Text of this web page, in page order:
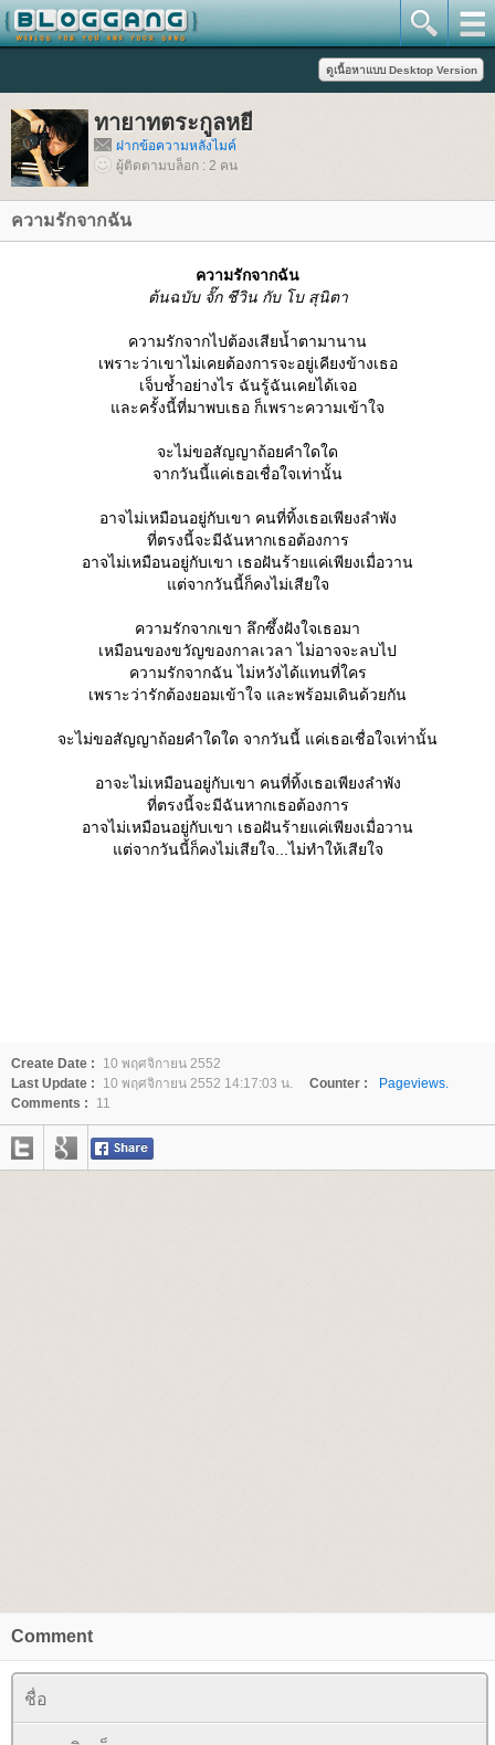
ทายาทตระกูลหยี
ฝากข้อความหลังไมค์
ผู้ติดตามบล็อก : 2 คน
ความรักจากฉัน
ความรักจากฉัน
ต้นฉบับ จั๊ก ชีวิน กับ โบ สุนิตา
ความรักจากไปต้องเสียน้ำตามานาน
เพราะว่าเขาไม่เคยต้องการจะอยู่เคียงข้างเธอ
เจ็บช้ำอย่างไร ฉันรู้ฉันเคยได้เจอ
ละครั้งนี้ที่มาพบเธอ ก็เพราะความเข้าใจ
จะไม่ขอสัญญาถ้อยคำใดใด
จากวันนี้แค่เธอเชื่อใจเท่านั้น
อาจไม่เหมือนอยู่กับเขา คนที่ทิ้งเธอเพียงลำพัง
ที่ตรงนี้จะมีฉันหากเธอต้องการ
อาจไม่เหมือนอยู่กับเขา เธอฝันร้ายแค่เพียงเมื่อวาน
ต่จากวันนี้ก็คงไม่เสียใจ
ความรักจากเขา ลึกซึ้งฝังใจเธอมา
เหมือนของขวัญของกาลเวลา ไม่อาจจะลบไป
ความรักจากฉัน ไม่หวังได้แทนที่ใคร
เพราะว่ารักต้องยอมเข้าใจ และพร้อมเดินด้วยกัน
จะไม่ขอสัญญาถ้อยคำใดใด จากวันนี้ แค่เธอเชื่อใจเท่านั้น
อาจะไม่เหมือนอยู่กับเขา คนที่ทิ้งเธอเพียงลำพัง
ที่ตรงนี้จะมีฉันหากเธอต้องการ
อาจไม่เหมือนอยู่กับเขา เธอฝันร้ายแค่เพียงเมื่อวาน
ต่จากวันนี้ก็คงไม่เสียใจ...ไม่ทำให้เสียใจ
Create Date :
10 พฤศจิกายน 2552
Last Update :
10 พฤศจิกายน 2552 14:17:03 น. Counter :
Pageviews.
Comments :
11
Comment